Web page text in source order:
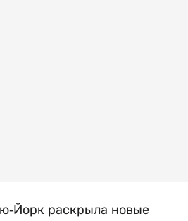
Йорк раскрыла новые